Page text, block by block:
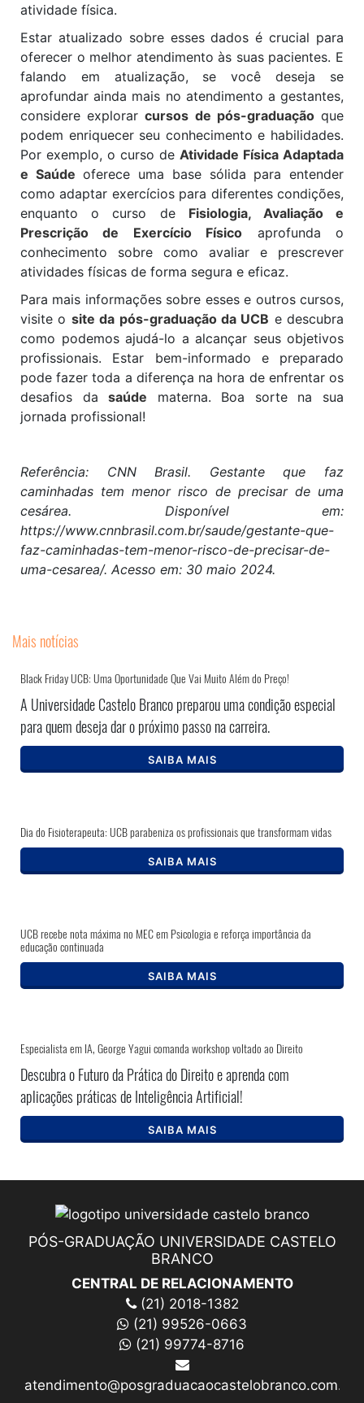
atividade física.
Estar atualizado sobre esses dados é crucial para
oferecer o melhor atendimento às suas pacientes. E
falando em atualização, se você deseja se
aprofundar ainda mais no atendimento a gestantes,
considere explorarcursos de pós-graduaçãoque
podem enriquecer seu conhecimento e habilidades.
Por exemplo, o curso de Atividade Física Adaptada
e Saúde oferece uma base sólida para entender
como adaptar exercícios para diferentes condições,
enquanto o curso de Fisiologia, Avaliação e
Prescrição de Exercício Físico aprofunda o
conhecimento sobre como avaliar e prescrever
atividades físicas de forma segura e eficaz.
Para mais informações sobre esses e outros cursos,
visite o site da pós-graduação da UCB e descubra
como podemos ajudá-lo a alcançar seus objetivos
profissionais. Estar bem-informado e preparado
pode fazer toda a diferença na hora de enfrentar os
desafios dasaúde materna. Boa sorte na sua
jornada profissional!
Referência: CNN Brasil. Gestante que faz
caminhadas tem menor risco de precisar de uma
cesárea. Disponível em:
https://www.cnnbrasil.com.br/saude/gestante-que-
faz-caminhadas-tem-menor-risco-de-precisar-de-
uma-cesarea/. Acesso em: 30 maio 2024.
Mais notícias
Black Friday UCB: Uma Oportunidade Que Vai Muito Além do Preço!
A Universidade Castelo Branco preparou uma condição especial
para quem deseja dar o próximo passo na carreira.
SAIBA MAIS
Dia do Fisioterapeuta: UCB parabeniza os profissionais que transformam vidas
SAIBA MAIS
UCB recebe nota máxima no MEC em Psicologia e reforça importância da
educação continuada
SAIBA MAIS
Especialista em IA, George Yagui comanda workshop voltado ao Direito
Descubra o Futuro da Prática do Direito e aprenda com
aplicações práticas de Inteligência Artificial!
SAIBA MAIS
PÓS-GRADUAÇÃO UNIVERSIDADE CASTELO
BRANCO
CENTRAL DE RELACIONAMENTO
(21) 2018-1382
(21) 99526-0663
(21) 99774-8716
atendimento@posgraduacaocastelobranco.com.br